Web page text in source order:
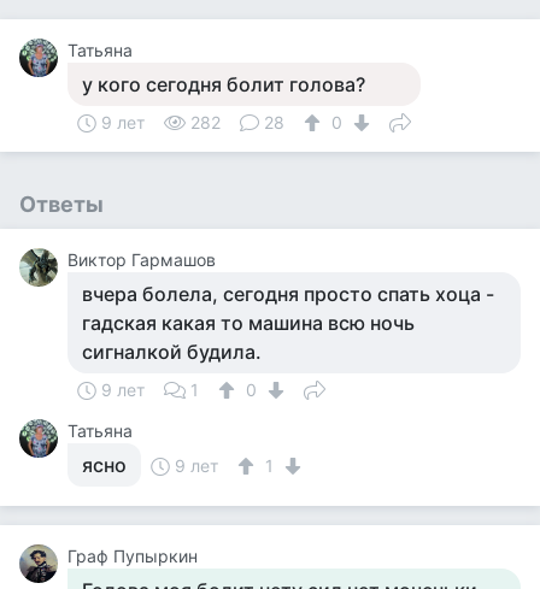
Татьяна
у кого сегодня болит голова?
9 лет 282 28 0
Ответы
Виктор Гармашов
вчера болела, сегодня просто спать хоца -
гадская какая то машина всю ночь
сигналкой будила.
9 лет 1
0
Татьяна
ясно 9 лет 1
Граф Пупыркин